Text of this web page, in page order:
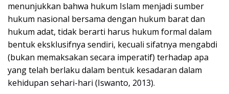
menunjukkan bahwa hukum Islam menjadi sumber
hukum nasional bersama dengan hukum barat dan
hukum adat, tidak berarti harus hukum formal dalam
bentuk eksklusifnya sendiri, kecuali sifatnya mengabdi
(bukan memaksakan secara imperatif) terhadap apa
yang telah berlaku dalam bentuk kesadaran dalam
kehidupan sehari-hari (Iswanto, 2013).